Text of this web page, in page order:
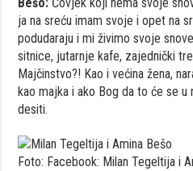
ja na sreću imam svoje i opet na
podudaraju i mi živimo svoje
sitnice, jutarnje kafe, zajednički
Majčinstvo?! Kao i većina žena,
kao majka i ako Bog da to će se
desiti.
Foto: Facebook: Milan Tegeltija i